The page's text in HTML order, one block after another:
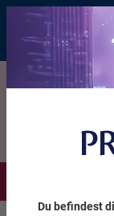
Bis zu 20 € Rabatt*
Du befindest